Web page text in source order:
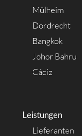
Mülheim
Dordrecht
Bangkok
Johor Bahru
Cádiz
Leistungen
Lieferanten